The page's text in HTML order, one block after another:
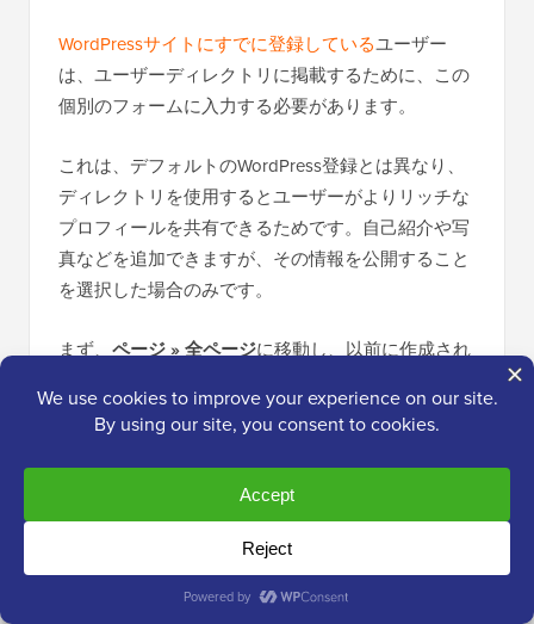
WordPressサイトにすでに登録しているユーザー
は、ユーザーディレクトリに掲載するために、この
個別のフォームに入力する必要があります。
これは、デフォルトのWordPress登録とは異なり、
ディレクトリを使用するとユーザーがよりリッチな
プロフィールを共有できるためです。自己紹介や写
真などを追加できますが、その情報を公開すること
を選択した場合のみです。
まず、ページ » 全ページに移動し、以前に作成され
ングを追加」です。
これにより、ページエディタ画面に移動し、ページ